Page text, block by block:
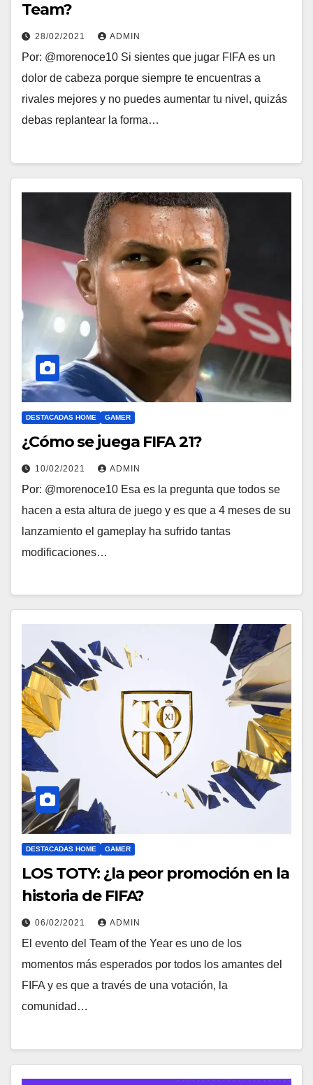
Team?
28/02/2021 ADMIN
Por: @morenoce10 Si sientes que jugar FIFA es un
dolor de cabeza porque siempre te encuentras a
rivales mejores y no puedes aumentar tu nivel, quizás
debas replantear la forma…
DESTACADAS HOME GAMER
¿Cómo se juega FIFA 21?
10/02/2021 ADMIN
Por: @morenoce10 Esa es la pregunta que todos se
hacen a esta altura de juego y es que a 4 meses de su
lanzamiento el gameplay ha sufrido tantas
modificaciones…
DESTACADAS HOME GAMER
LOS TOTY: ¿la peor promoción en la
historia de FIFA?
06/02/2021 ADMIN
El evento del Team of the Year es uno de los
momentos más esperados por todos los amantes del
FIFA y es que a través de una votación, la
comunidad…